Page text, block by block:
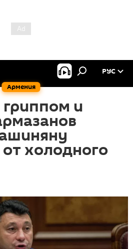
Армения
РУС
гриппом и
от холодного